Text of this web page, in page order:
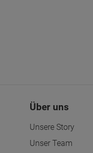
Über uns
Unsere Story
Unser Team